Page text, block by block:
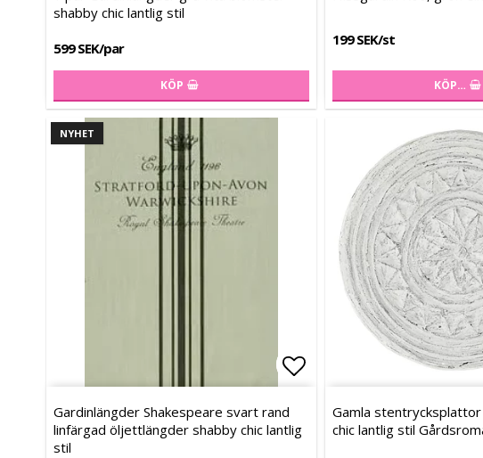
shabby chic lantlig stil
599 SEK/par
KÖP
199 SEK/st
KÖP…
NYHET
Lägg till i
Lägg till i
Gardinlängder Shakespeare svart rand
linfärgad öljettlängder shabby chic lantlig
stil
Gamla stentrycksplattor
chic lantlig stil